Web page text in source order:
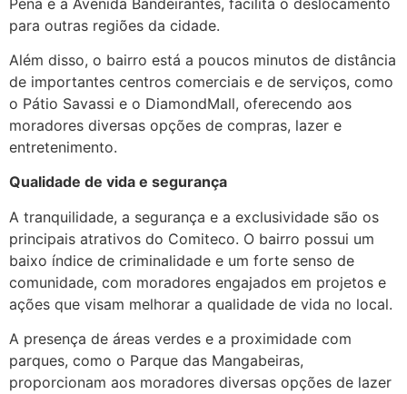
para outras regiões da cidade.
Além disso, o bairro está a poucos minutos de distância
de importantes centros comerciais e de serviços, como
o Pátio Savassi e o DiamondMall, oferecendo aos
moradores diversas opções de compras, lazer e
entretenimento.
Qualidade de vida e segurança
A tranquilidade, a segurança e a exclusividade são os
principais atrativos do Comiteco. O bairro possui um
baixo índice de criminalidade e um forte senso de
comunidade, com moradores engajados em projetos e
ações que visam melhorar a qualidade de vida no local.
A presença de áreas verdes e a proximidade com
parques, como o Parque das Mangabeiras,
proporcionam aos moradores diversas opções de lazer